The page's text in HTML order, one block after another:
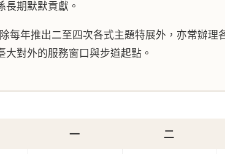
長期默默貢獻。
年推出二至四次各式主題特展外，亦常辦理
大對外的服務窗口與步道起點。
一 二